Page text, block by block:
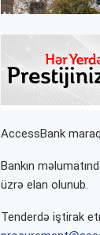
AccessBank
Bankın
üzrə elan olunub.
Tenderdə iştirak